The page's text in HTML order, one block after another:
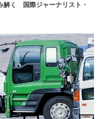
解く 国際ジャーナリスト・